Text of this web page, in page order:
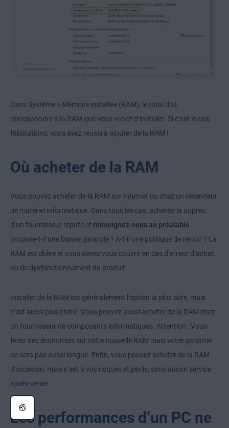
Dans Système > Mémoire installée (RAM), le total doit
correspondre à la RAM que vous venez d’installer. Si c’est le cas,
félicitations, vous avez réussi à ajouter de la RAM !
Où acheter de la RAM
Vous pouvez acheter de la RAM sur Internet ou chez un revendeur
de matériel informatique. Dans tous les cas, achetez-la auprès
d’un fournisseur réputé et renseignez-vous au préalable :
propose-t-il une bonne garantie ? A-t-il une politique de retour ? La
RAM est chère et vous devez vous couvrir en cas d’erreur d’achat
ou de dysfonctionnement du produit.
Installer de la RAM est généralement l’option la plus sûre, mais
c’est aussi plus chère. Vous pouvez aussi acheter de la RAM chez
un fournisseur de composants informatiques. Attention : Vous
ferez des économies sur votre nouvelle RAM mais votre garantie
ne sera pas aussi longue. Enfin, vous pouvez acheter de la RAM
d’occasion, mais c’est à vos risques et périls, sans aucun service
après-vente.
Les performances d’un PC ne